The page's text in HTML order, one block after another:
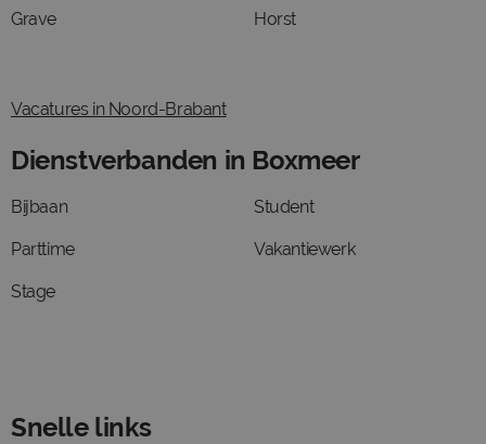
Grave Horst
Vacatures in Noord-Brabant
Dienstverbanden in Boxmeer
Bijbaan
Parttime
Stage
Student
Vakantiewerk
Snelle links